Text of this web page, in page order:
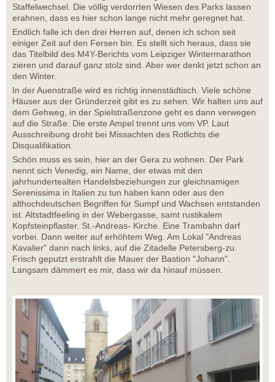
Staffelwechsel. Die völlig verdorrten Wiesen des Parks lassen
erahnen, dass es hier schon lange nicht mehr geregnet hat.
Endlich falle ich den drei Herren auf, denen ich schon seit
einiger Zeit auf den Fersen bin. Es stellt sich heraus, dass sie
das Titelbild des M4Y-Berichts vom Leipziger Wintermarathon
zieren und darauf ganz stolz sind. Aber wer denkt jetzt schon an
den Winter.
In der Auenstraße wird es richtig innenstädtisch. Viele schöne
Häuser aus der Gründerzeit gibt es zu sehen. Wir halten uns auf
dem Gehweg, in der Spielstraßenzone geht es dann verwegen
auf die Straße. Die erste Ampel trennt uns vom VP. Laut
Ausschreibung droht bei Missachten des Rotlichts die
Disqualifikation.
Schön muss es sein, hier an der Gera zu wohnen. Der Park
nennt sich Venedig, ein Name, der etwas mit den
jahrhundertealten Handelsbeziehungen zur gleichnamigen
Serenissima in Italien zu tun haben kann oder aus den
althochdeutschen Begriffen für Sumpf und Wachsen entstanden
ist. Altstadtfeeling in der Webergasse, samt rustikalem
Kopfsteinpflaster. St.-Andreas- Kirche. Eine Trambahn darf
vorbei. Dann weiter auf erhöhtem Weg. Am Lokal "Andreas
Kavalier" dann nach links, auf die Zitadelle Petersberg-zu.
Frisch geputzt erstrahlt die Mauer der Bastion "Johann".
Langsam dämmert es mir, dass wir da hinauf müssen.